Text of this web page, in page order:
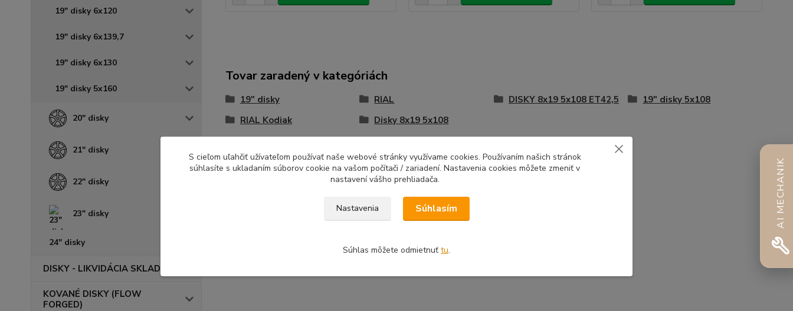
19" disky 6x120
19" disky 6x139,7
19" disky 6x130
19" disky 5x160
20" disky
21" disky
22" disky
23" disky
24" disky
DISKY - LIKVIDÁCIA SKLADU
KOVANÉ DISKY (FLOW
FORGED)
Tovar zaradený v kategóriách
19" disky RIAL DISKY 8x19 5x108 ET42,5
19" disky 5x108
RIAL Kodiak
Disky 8x19 5x108
AI MECHANIK
S cieľom uľahčiť užívateľom používať naše webové stránky využívame cookies. Používaním našich stránok
súhlasíte s ukladaním súborov cookie na vašom počítači / zariadení. Nastavenia cookies môžete zmeniť v
nastavení vášho prehliadača.
Nastavenia Súhlasím
Súhlas môžete odmietnuť tu.